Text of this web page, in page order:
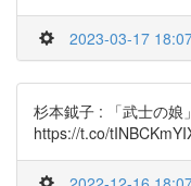
2023-03-17
杉本鉞子 : 「武士の娘
https://t.co/